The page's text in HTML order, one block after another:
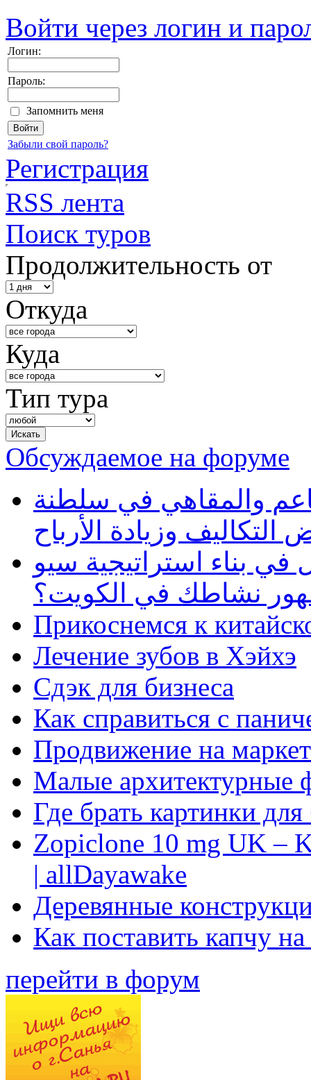
Войти через логин и
Логин:
Пароль:
Запомнить меня
Забыли свой пароль?
Регистрация
RSS лента
Поиск туров
Продолжительность от
Откуда
Куда
Тип тура
Обсуждаемое на форуме
والمقاهي في سلطنة
وزيادة الأرباح
بناء استراتيجية سيو
نشاطك في الكويت؟
Прикоснемся к
Лечение зубов в Хэйхэ
Сдэк для бизнеса
Как справиться с
Продвижение на
Малые архитектурные
Где брать картинки
Zopiclone 10 mg UK –
| allDayawake
Деревянные
Как поставить капчу
перейти в форум